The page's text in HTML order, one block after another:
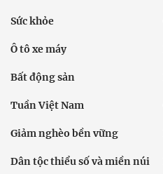
Sức khỏe
Ô tô xe máy
Bất động sản
Tuần Việt Nam
Giảm nghèo bền vững
Dân tộc thiểu số và miền núi